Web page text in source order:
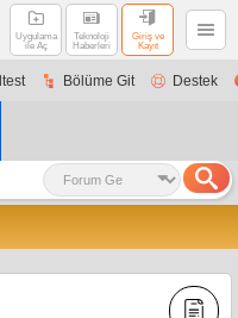
Uygulama
ile Aç
Teknoloji
Haberleri
Giriş ve
Kayıt
Bölüme Git Destek